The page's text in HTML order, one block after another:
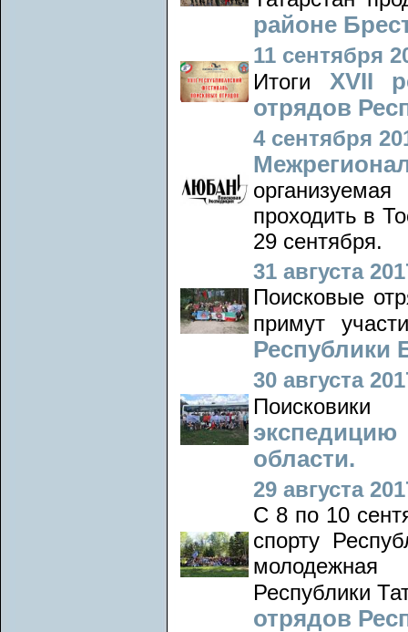
районе
11 сентября
Итоги XVII
отрядов
4 сентября
проходить в
29 сентября.
31 августа
Поисковые
примут
Республики
30 августа
области.
29 августа
С 8 по 10
спорту
молодежная
Республики
отрядов